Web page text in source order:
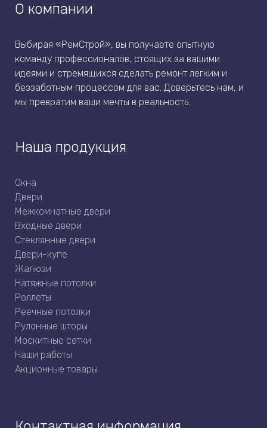
О компании
Выбирая «РемСтрой», вы получаете опытную
команду профессионалов, стоящих за вашими
идеями и стремящихся сделать ремонт легким и
беззаботным процессом для вас. Доверьтесь нам, и
мы превратим ваши мечты в реальность.
Наша продукция
Окна
Двери
Межкомнатные двери
Входные двери
Стеклянные двери
Двери-купе
Жалюзи
Натяжные потолки
Роллеты
Реечные потолки
Рулонные шторы
Москитные сетки
Наши работы
Акционные товары